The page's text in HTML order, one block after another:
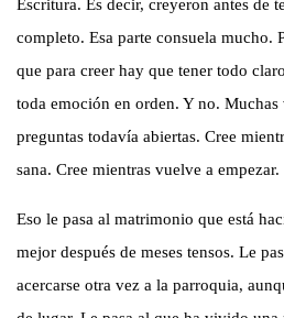
Escritura. Es decir, creyeron antes de
completo. Esa parte consuela mucho.
que para creer hay que tener todo
toda emoción en orden. Y no. Muchas
preguntas todavía abiertas. Cree
sana. Cree mientras vuelve a empezar.
Eso le pasa al matrimonio que está
mejor después de meses tensos. Le
acercarse otra vez a la parroquia,